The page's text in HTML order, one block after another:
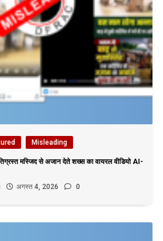
Misleading
मस्जिद से अजान देते शख्स का वायरल वीडियो AI-
अगस्त 4, 2026 0